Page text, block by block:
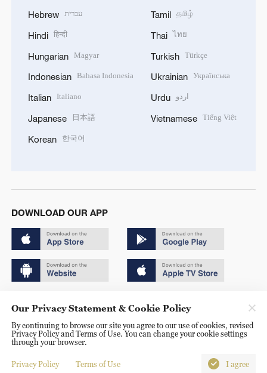
Hebrew עברית
Hindi हिन्दी
Hungarian Magyar
Indonesian Bahasa Indonesia
Italian Italiano
Japanese 日本語
Korean 한국어
Tamil தமிழ்
Thai ไทย
Turkish Türkçe
Ukrainian Українська
Urdu اردو
Vietnamese Tiếng Việt
DOWNLOAD OUR APP
京ICP备20000184号
京公网安备 11010502050052号
Disinformation report hotline: 010-85061466
Our Privacy Statement & Cookie Policy
By continuing to browse our site you agree to our use of cookies, revised
Privacy Policy and Terms of Use. You can change your cookie settings
through your browser.
Privacy Policy Terms of Use I agree